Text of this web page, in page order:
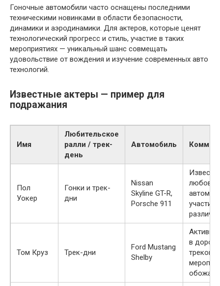
Гоночные автомобили часто оснащены последними
техническими новинками в области безопасности,
динамики и аэродинамики. Для актеров, которые ценят
технологический прогресс и стиль, участие в таких
мероприятиях — уникальный шанс совмещать
удовольствие от вождения и изучение современных авто
технологий.
Известные актеры — пример для
подражания
Имя
Любительское
ралли / трек-
день
Автомобиль
Пол
Уокер
Гонки и трек-
дни
Nissan
Skyline GT-R,
Porsche 911
Том Круз Трек-дни
Ford Mustang
Shelby
Активно
в
обожает